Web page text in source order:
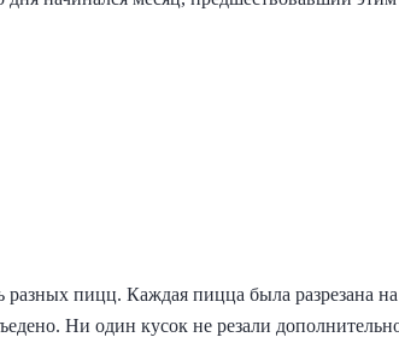
разных пицц. Каждая пицца была разрезана
Ни один кусок не резали